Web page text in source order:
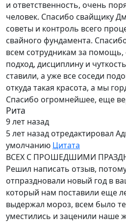
и ответственность, очень
человек. Спасибо свайщику
советы и контроль всего
свайного фундамента.
всем сотрудникам за помощь,
подход, дисциплину и
ставили, а уже все соседи
откуда такая красота, а мы
Спасибо огромнейшее, еще
Рита
9 лет назад
5 лет назад отредактировал
умолчанию Цитата
ВСЕХ С ПРОШЕДШИМИ
Решил написать отзыв,
отпраздновали новый год в
который нам поставили еще
выдержал мороз, всем было
уместились и заценили наше